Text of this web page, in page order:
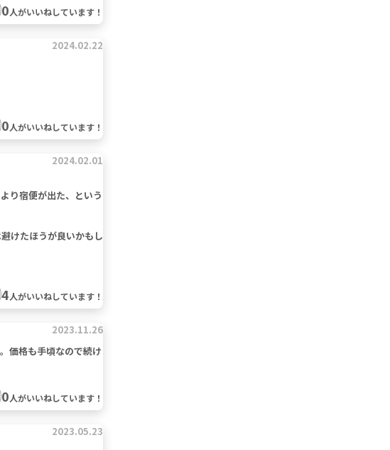
0人がいいねしています！
2024.02.22
0人がいいねしています！
2024.02.01
り宿便が出た、という
けたほうが良いかもし
4人がいいねしています！
2023.11.26
価格も手頃なので続け
0人がいいねしています！
2023.05.23